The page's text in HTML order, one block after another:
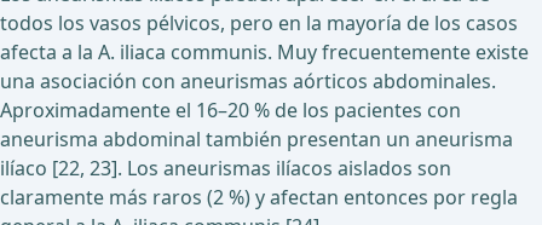
todos los vasos pélvicos, pero en la mayoría de los casos
afecta a la A. iliaca communis. Muy frecuentemente existe
una asociación con aneurismas aórticos abdominales.
Aproximadamente el 16–20 % de los pacientes con
aneurisma abdominal también presentan un aneurisma
ilíaco [22, 23]. Los aneurismas ilíacos aislados son
claramente más raros (2 %) y afectan entonces por regla